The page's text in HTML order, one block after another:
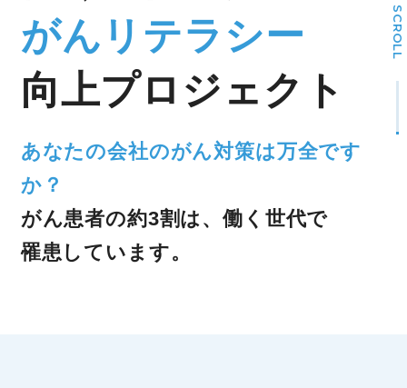
がんリテラシー
向上プロジェクト
あなたの会社のがん対策は万全です
か？
がん患者の約3割は、働く世代で
罹患しています。
SCROLL